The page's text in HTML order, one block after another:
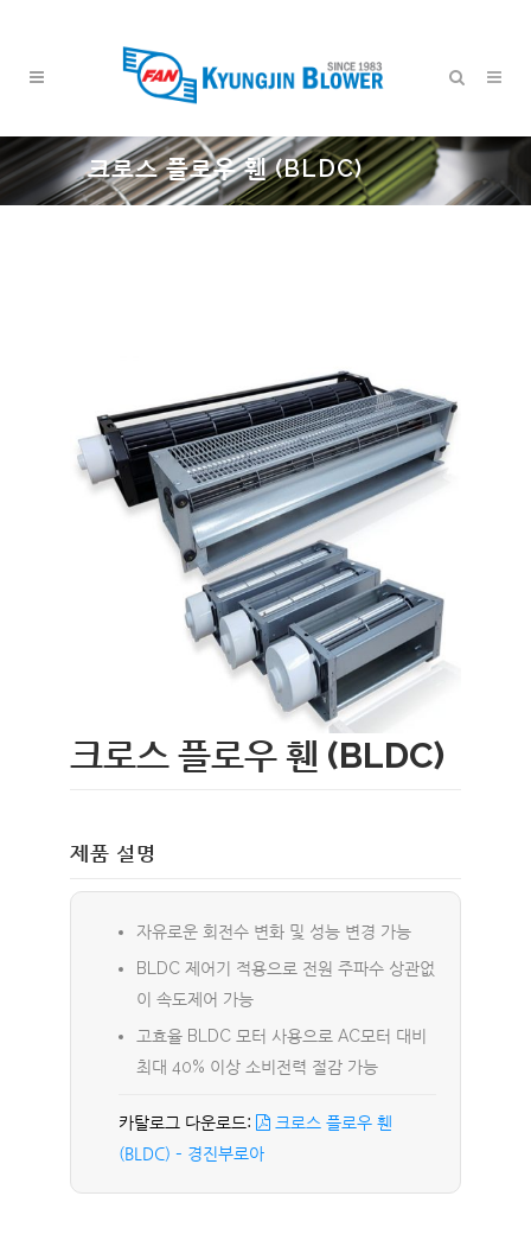
크로스 플로우 휀 (BLDC)
크로스 플로우 휀 (BLDC)
제품 설명
자유로운 회전수 변화 및 성능 변경 가능
BLDC 제어기 적용으로 전원 주파수 상관없
이 속도제어 가능
고효율 BLDC 모터 사용으로 AC모터 대비
최대 40% 이상 소비전력 절감 가능
크로스 플로우 휀
(BLDC) – 경진부로아